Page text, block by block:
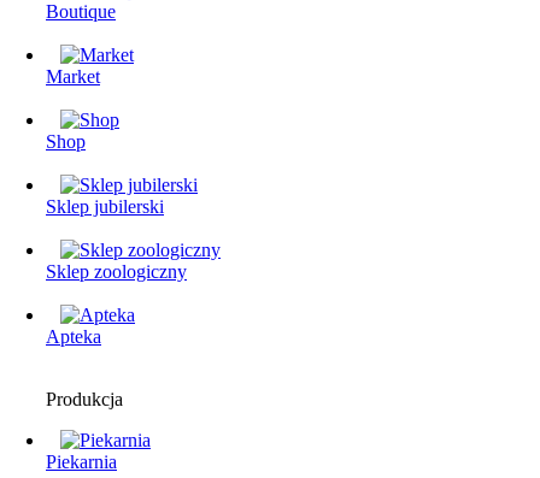
Boutique
Market
Shop
Sklep jubilerski
Sklep zoologiczny
Apteka
Produkcja
Piekarnia